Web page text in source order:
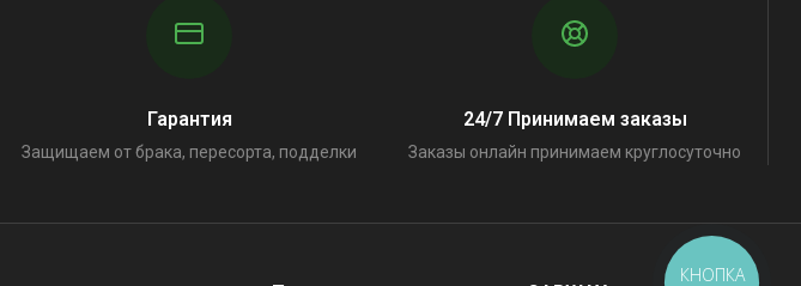
Гарантия
Защищаем от брака, пересорта, подделки
24/7 Принимаем заказы
Заказы онлайн принимаем круглосуточно
КНОПКА